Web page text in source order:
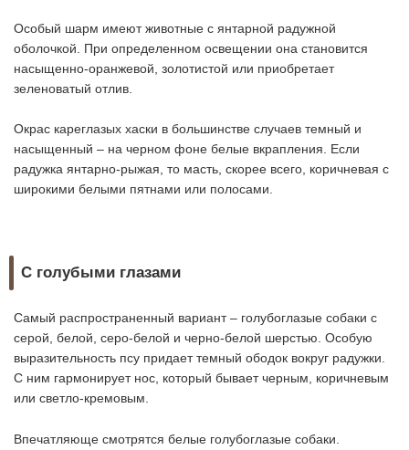
Особый шарм имеют животные с янтарной радужной
оболочкой. При определенном освещении она становится
насыщенно-оранжевой, золотистой или приобретает
зеленоватый отлив.
Окрас кареглазых хаски в большинстве случаев темный и
насыщенный – на черном фоне белые вкрапления. Если
радужка янтарно-рыжая, то масть, скорее всего, коричневая с
широкими белыми пятнами или полосами.
С голубыми глазами
Самый распространенный вариант – голубоглазые собаки с
серой, белой, серо-белой и черно-белой шерстью. Особую
выразительность псу придает темный ободок вокруг радужки.
С ним гармонирует нос, который бывает черным, коричневым
или светло-кремовым.
Впечатляюще смотрятся белые голубоглазые собаки.